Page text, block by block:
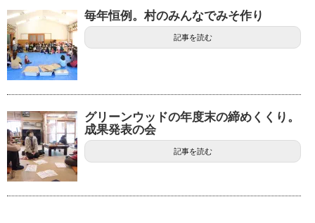
毎年恒例。村のみんなでみそ作り
記事を読む
グリーンウッドの年度末の締めくくり。
成果発表の会
記事を読む